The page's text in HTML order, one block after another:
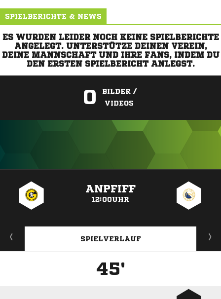
SPIELBERICHTE & NEWS
ES WURDEN LEIDER NOCH KEINE SPIELBERICHTE
ANGELEGT. UNTERSTÜTZE DEINEN VEREIN,
DEINE MANNSCHAFT UND IHRE FANS, INDEM DU
DEN ERSTEN SPIELBERICHT ANLEGST.
0
BILDER /
VIDEOS
ANPFIFF
12:00UHR
SPIELVERLAUF
45'